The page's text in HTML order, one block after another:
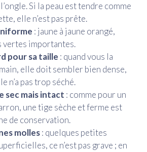
Si la peau est tendre comme
elle n’est pas prête.
: jaune à jaune orangé,
vertes importantes.
pour sa taille : quand vous la
elle doit sembler bien dense,
n’a pas trop séché.
sec mais intact : comme pour un
une tige sèche et ferme est
de conservation.
molles: quelques petites
ce n’est pas grave ; en